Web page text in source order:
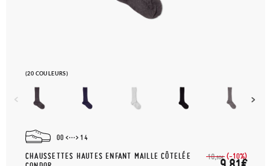
(20 COULEURS)
00 14
CHAUSSETTES HAUTES ENFANT MAILLE CÔTELÉE
10,90€ (-10%)